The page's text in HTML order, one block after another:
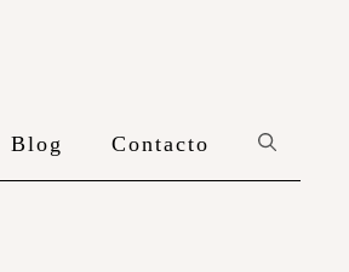
Blog Contacto